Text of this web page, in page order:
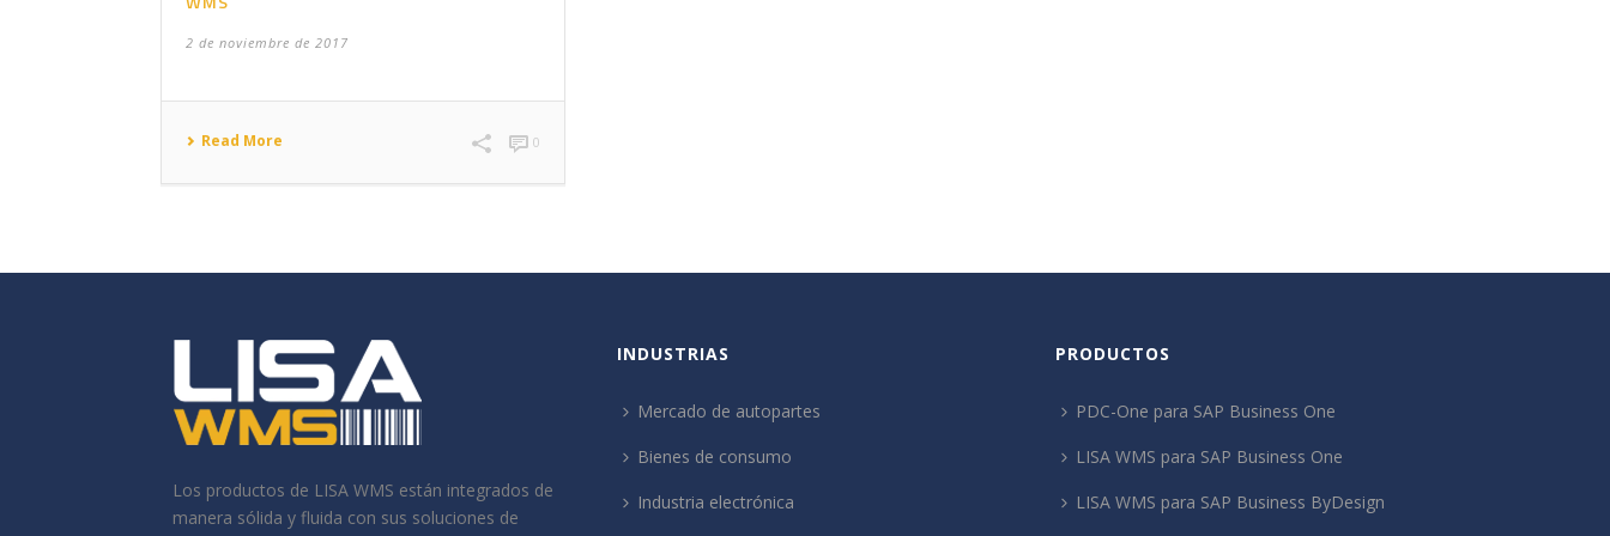
2 de noviembre de 2017
Read More 0
Los productos de LISA WMS están integrados de
manera sólida y fluida con sus soluciones de
INDUSTRIAS
Mercado de autopartes
Bienes de consumo
Industria electrónica
PRODUCTOS
PDC-One para SAP Business One
LISA WMS para SAP Business One
LISA WMS para SAP Business ByDesign